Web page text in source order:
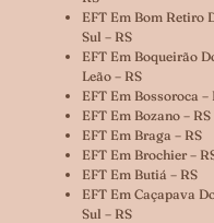
EFT Em Bom Retiro
Sul – RS
EFT Em Boqueirão
Leão – RS
EFT Em Bossoroca –
EFT Em Bozano – RS
EFT Em Braga – RS
EFT Em Brochier –
EFT Em Butiá – RS
EFT Em Caçapava
Sul – RS